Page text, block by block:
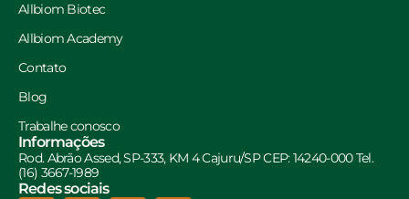
Allbiom Biotec
Allbiom Academy
Contato
Blog
Trabalhe conosco
Informações
Rod. Abrão Assed, SP-333, KM 4 Cajuru/SP CEP: 14240-000 Tel.
(16) 3667-1989
Redes sociais